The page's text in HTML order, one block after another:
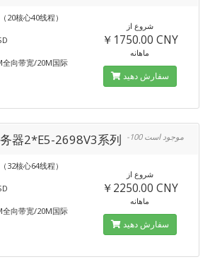
20核心40线程）
向带宽/20M国际
شروع از
￥1750.00 CNY
ماهانه
سفارش دهید
器2*E5-2698V3系列 -100 موجود است
32核心64线程）
向带宽/20M国际
شروع از
￥2250.00 CNY
ماهانه
سفارش دهید